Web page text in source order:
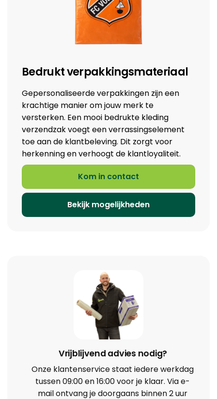
Bedrukt verpakkingsmateriaal
Gepersonaliseerde verpakkingen zijn een
krachtige manier om jouw merk te
versterken. Een mooi bedrukte kleding
verzendzakvoegt een verrassingselement
toe aan de klantbeleving. Dit zorgt voor
herkenning en verhoogt de klantloyaliteit.
Kom in contact
Bekijk mogelijkheden
Vrijblijvend advies nodig?
Onze klantenservice staat iedere werkdag
tussen 09:00 en 16:00 voor je klaar. Via e-
mail ontvang je doorgaans binnen 2 uur